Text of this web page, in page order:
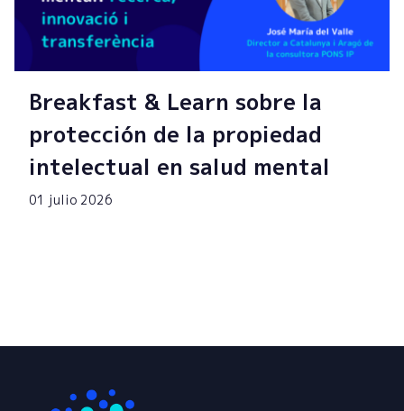
Breakfast & Learn sobre la
protección de la propiedad
intelectual en salud mental
01 julio 2026